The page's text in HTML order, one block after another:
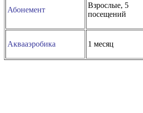
Абонемент
Взрослые, 5
посещений
Аквааэробика 1 месяц